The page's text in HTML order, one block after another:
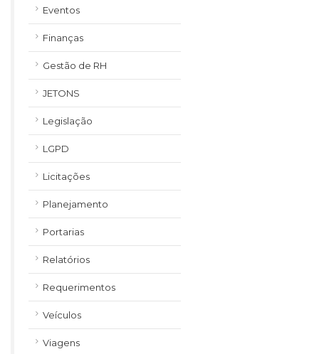
Eventos
Finanças
Gestão de RH
JETONS
Legislação
LGPD
Licitações
Planejamento
Portarias
Relatórios
Requerimentos
Veículos
Viagens